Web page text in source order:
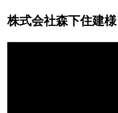
株式会社森下住建様